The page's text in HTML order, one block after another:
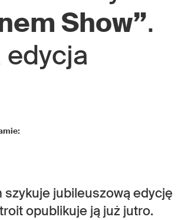
Show”.
edycja
jubileuszową edycję
opublikuje ją już jutro.